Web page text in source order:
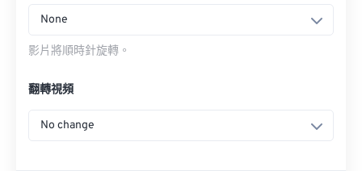
None
影片將順時針旋轉。
翻轉視頻
No change